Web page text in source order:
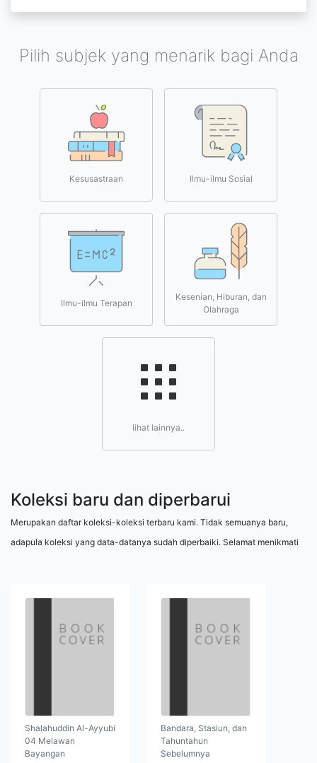
Pilih subjek yang menarik bagi Anda
Kesusastraan Ilmu-ilmu Sosial
Ilmu-ilmu Terapan
Kesenian, Hiburan, dan
Olahraga
lihat lainnya..
Koleksi baru dan diperbarui
Merupakan daftar koleksi-koleksi terbaru kami. Tidak semuanya baru,
adapula koleksi yang data-datanya sudah diperbaiki. Selamat menikmati
Shalahuddin Al-Ayyubi
04 Melawan
Bayangan
Bandara, Stasiun, dan
Tahuntahun
Sebelumnya